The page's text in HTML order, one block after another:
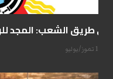
على طريق الشعب: المجد
14 تموز/يوليو